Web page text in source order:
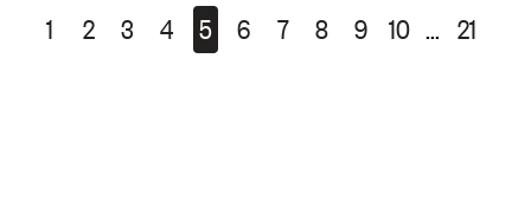
1 2 3 4 5 6 7 8 9 10 ... 21